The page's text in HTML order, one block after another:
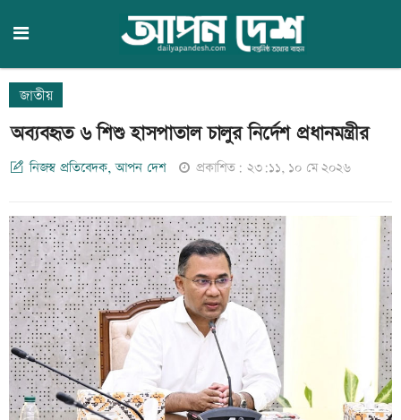
জাতীয়
অব্যবহৃত ৬ শিশু হাসপাতাল চালুর নির্দেশ প্রধানমন্ত্রীর
নিজস্ব প্রতিবেদক, আপন দেশ প্রকাশিত: ২৩:১১, ১০ মে ২০২৬